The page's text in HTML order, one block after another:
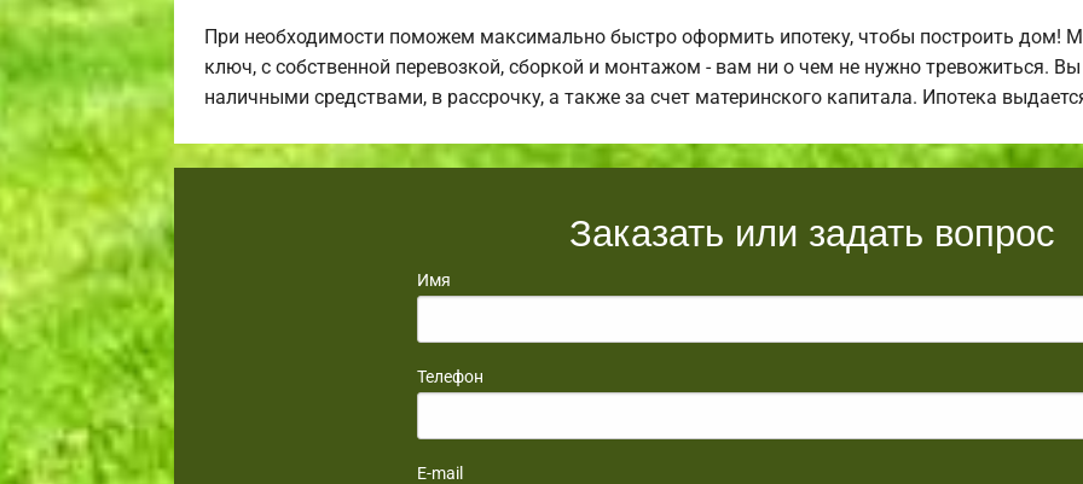
При необходимости поможем максимально быстро оформить ипотеку, чтобы построить дом!
ключ, с собственной перевозкой, сборкой и монтажом - вам ни о чем не нужно тревожиться.
наличными средствами, в рассрочку, а также за счет материнского капитала. Ипотека
Заказать или задать вопрос
Имя
Телефон
E-mail